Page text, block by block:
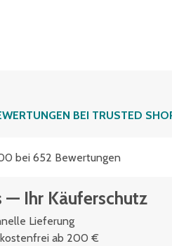
BEI TRUSTED
bei 652 Bewertungen
— Ihr Käuferschutz
Lieferung
ab 200 €